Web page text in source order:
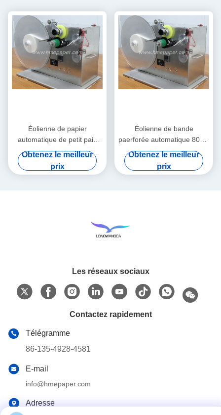
Éolienne de papier
automatique de petit pain
d'éolienne de bande
Obtenez le meilleur
prix
Éolienne de bande
paerforée automatique 80cm
x 45cm x 55cm
Obtenez le meilleur
prix
Les réseaux sociaux
Contactez rapidement
Télégramme
86-135-4928-4581
E-mail
info@hmepaper.com
Adresse